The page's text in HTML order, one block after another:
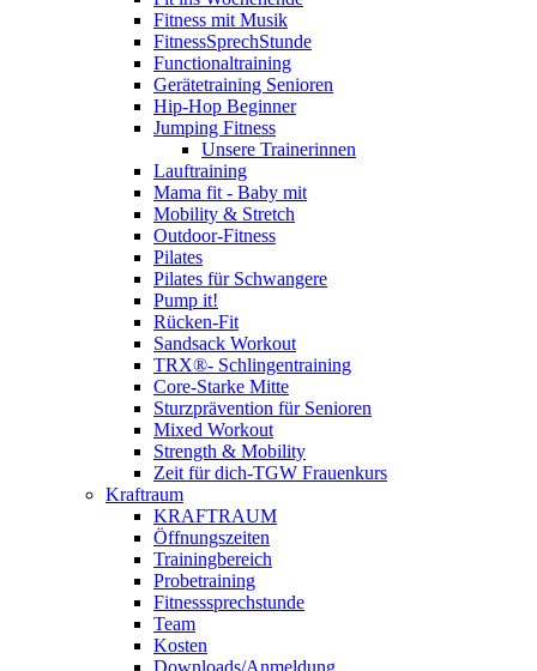
Fitness mit Musik
FitnessSprechStunde
Functionaltraining
Gerätetraining Senioren
Hip-Hop Beginner
Jumping Fitness
Unsere Trainerinnen
Lauftraining
Mama fit - Baby mit
Mobility & Stretch
Outdoor-Fitness
Pilates
Pilates für Schwangere
Pump it!
Rücken-Fit
Sandsack Workout
TRX®- Schlingentraining
Core-Starke Mitte
Sturzprävention für Senioren
Mixed Workout
Strength & Mobility
Zeit für dich-TGW Frauenkurs
Kraftraum
KRAFTRAUM
Öffnungszeiten
Trainingbereich
Probetraining
Fitnesssprechstunde
Team
Kosten
Downloads/Anmeldung